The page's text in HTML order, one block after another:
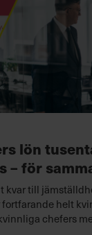
lön
– för
kvar till
helt
chefers